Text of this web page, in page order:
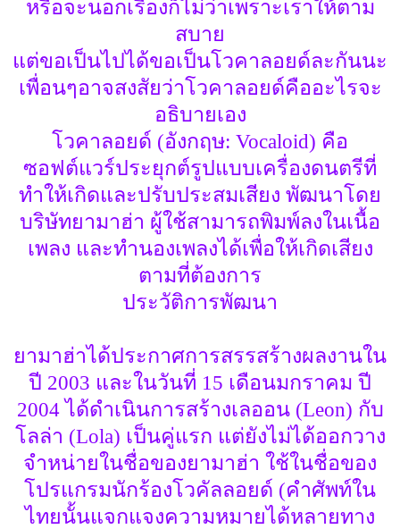
หรือจะนอกเรื่องก็ไม่ว่าเพราะเราให้ตาม
สบาย
แต่ขอเป็นไปได้ขอเป็นโวคาลอยด์ละกันนะ
เพื่อนๆอาจสงสัยว่าโวคาลอยด์คืออะไรจะ
อธิบายเอง
โวคาลอยด์ (อังกฤษ: Vocaloid) คือ
ซอฟต์แวร์ประยุกต์รูปแบบเครื่องดนตรีที่
ทำให้เกิดและปรับประสมเสียง พัฒนาโดย
บริษัทยามาฮ่า ผู้ใช้สามารถพิมพ์ลงในเนื้อ
เพลง และทำนองเพลงได้เพื่อให้เกิดเสียง
ตามที่ต้องการ
ประวัติการพัฒนา
ยามาฮ่าได้ประกาศการสรรสร้างผลงานใน
ปี 2003 และในวันที่ 15 เดือนมกราคม ปี
2004 ได้ดำเนินการสร้างเลออน (Leon) กับ
โลล่า (Lola) เป็นคู่แรก แต่ยังไม่ได้ออกวาง
จำหน่ายในชื่อของยามาฮ่า ใช้ในชื่อของ
โปรแกรมนักร้องโวคัลลอยด์ (คำศัพท์ใน
ไทยนั้นแจกแจงความหมายได้หลายทาง